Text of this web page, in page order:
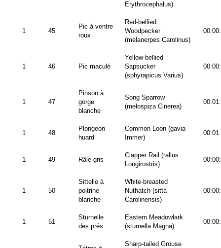
Erythrocephalus)
1 45
Pic à ventre
roux
Red-bellied
Woodpecker
(melanerpes Carolinus)
1 46 Pic maculé
Yellow-bellied
Sapsucker
(sphyrapicus Varius)
1 47
Pinson à
gorge
blanche
Song Sparrow
(melospiza Cinerea)
1 48
Plongeon
huard
Common Loon (gavia
Immer)
1 49 Râle gris
Clapper Rail (rallus
Longirostris)
1 50
Sittelle à
poitrine
blanche
White-breasted
Nuthatch (sitta
Carolinensis)
1 51
Sturnelle
des prés
Eastern Meadowlark
(sturnella Magna)
Sharp-tailed Grouse